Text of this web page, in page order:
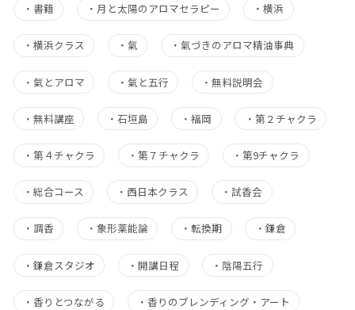
・ 書籍 ・ 月と太陽のアロマセラピー ・横浜
・ 横浜クラス ・氣 ・氣づきのアロマ精油事典
・ 氣とアロマ ・氣と五行 ・無料説明会
・ 無料講座 ・石垣島 ・福岡 ・ 第２チャクラ
・ 第４チャクラ ・第７チャクラ ・第9チャクラ
・ 総合コース ・ 西日本クラス ・試香会
・ 調香 ・ 象形薬能論 ・転換期 ・ 鎌倉
・ 鎌倉スタジオ ・開講日程 ・ 陰陽五行
・ 香りとつながる ・ 香りのブレンディング・アート